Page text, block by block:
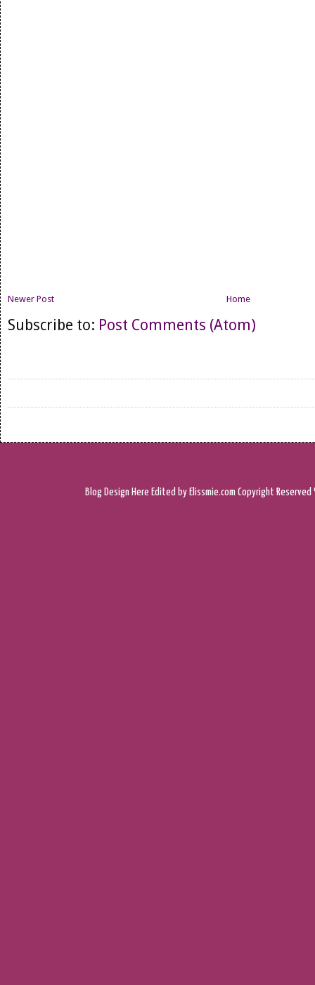
Newer Post Home
Subscribe to: Post Comments (Atom)
Blog Design Here Edited by Elissmie.com Copyright Reserved